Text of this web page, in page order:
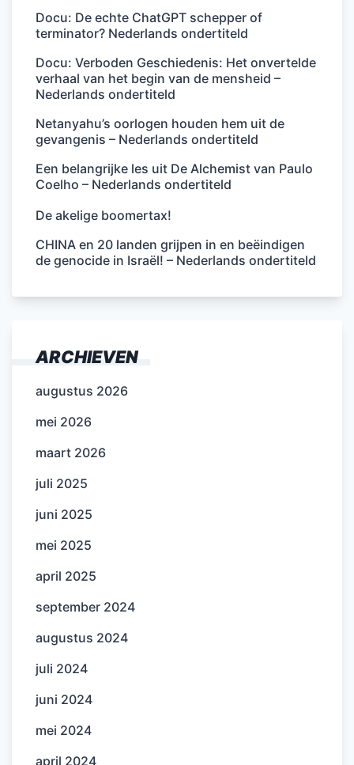
Docu: De echte ChatGPT schepper of
terminator? Nederlands ondertiteld
Docu: Verboden Geschiedenis: Het onvertelde
verhaal van het begin van de mensheid –
Nederlands ondertiteld
Netanyahu’s oorlogen houden hem uit de
gevangenis – Nederlands ondertiteld
Een belangrijke les uit De Alchemist van Paulo
Coelho – Nederlands ondertiteld
De akelige boomertax!
CHINA en 20 landen grijpen in en beëindigen
de genocide in Israël! – Nederlands ondertiteld
ARCHIEVEN
augustus 2026
mei 2026
maart 2026
juli 2025
juni 2025
mei 2025
april 2025
september 2024
augustus 2024
juli 2024
juni 2024
mei 2024
april 2024